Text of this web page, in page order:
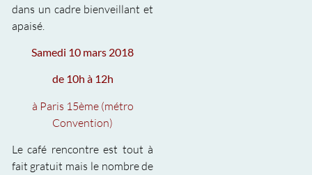
dans un cadre bienveillant et
apaisé.
Samedi 10 mars 2018
de 10h à 12h
à Paris 15ème (métro
Convention)
Le café rencontre est tout à
fait gratuit mais le nombre de